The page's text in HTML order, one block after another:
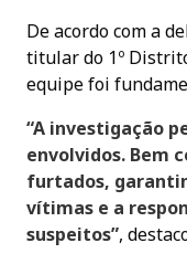
De acordo com a
titular do 1º
equipe foi
“A investigação
envolvidos. Bem
furtados,
vítimas e a
suspeitos”,